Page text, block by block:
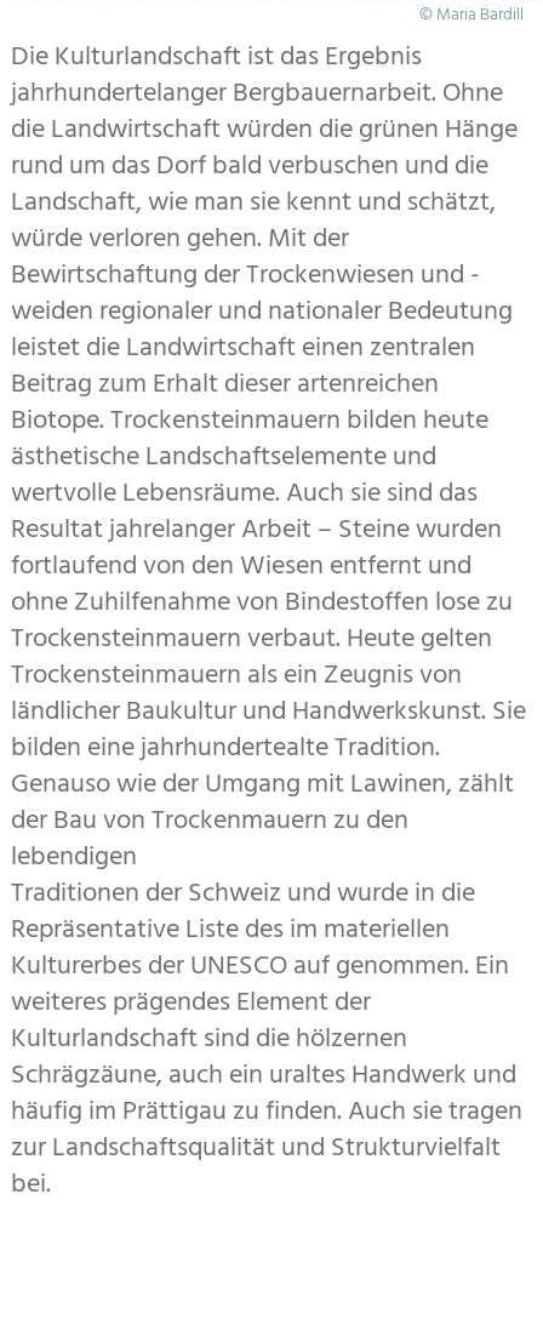
© Maria Bardill
Die Kulturlandschaft ist das Ergebnis
jahrhundertelanger Bergbauernarbeit. Ohne
die Landwirtschaft würden die grünen Hänge
rund um das Dorf bald verbuschen und die
Landschaft, wie man sie kennt und schätzt,
würde verloren gehen. Mit der
Bewirtschaftung der Trockenwiesen und -
weiden regionaler und nationaler Bedeutung
leistet die Landwirtschaft einen zentralen
Beitrag zum Erhalt dieser artenreichen
Biotope. Trockensteinmauern bilden heute
ästhetische Landschaftselemente und
wertvolle Lebensräume. Auch sie sind das
Resultat jahrelanger Arbeit – Steine wurden
fortlaufend von den Wiesen entfernt und
ohne Zuhilfenahme von Bindestoffen lose zu
Trockensteinmauern verbaut. Heute gelten
Trockensteinmauern als ein Zeugnis von
ländlicher Baukultur und Handwerkskunst. Sie
bilden eine jahrhundertealte Tradition.
Genauso wie der Umgang mit Lawinen, zählt
der Bau von Trockenmauern zu den
lebendigen
Traditionen der Schweiz und wurde in die
Repräsentative Liste des im materiellen
Kulturerbes der UNESCO auf genommen. Ein
weiteres prägendes Element der
Kulturlandschaft sind die hölzernen
Schrägzäune, auch ein uraltes Handwerk und
häufig im Prättigau zu finden. Auch sie tragen
zur Landschaftsqualität und Strukturvielfalt
bei.